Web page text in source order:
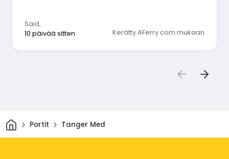
Said,
10 päivää sitten
Kerätty AFerry.com mukaan
KotiinPortit Tanger Med